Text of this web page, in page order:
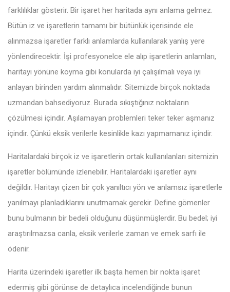
farklılıklar gösterir. Bir işaret her haritada aynı anlama gelmez.
Bütün iz ve işaretlerin tamamı bir bütünlük içerisinde ele
alınmazsa işaretler farklı anlamlarda kullanılarak yanlış yere
yönlendirecektir. İşi profesyonelce ele alıp işaretlerin anlamları,
haritayı yönüne koyma gibi konularda iyi çalışılmalı veya iyi
anlayan birinden yardım alınmalıdır. Sitemizde birçok noktada
uzmandan bahsediyoruz. Burada sıkıştığınız noktaların
çözülmesi içindir. Aşılamayan problemleri teker teker aşmanız
içindir. Çünkü eksik verilerle kesinlikle kazı yapmamanız içindir.
Haritalardaki birçok iz ve işaretlerin ortak kullanılanları sitemizin
işaretler bölümünde izlenebilir. Haritalardaki işaretler aynı
değildir. Haritayı çizen bir çok yanıltıcı yön ve anlamsız işaretlerle
yanılmayı planladıklarını unutmamak gerekir. Define gömenler
bunu bulmanın bir bedeli olduğunu düşünmüşlerdir. Bu bedel; iyi
araştırılmazsa canla, eksik verilerle zaman ve emek sarfı ile
ödenir.
Harita üzerindeki işaretler ilk başta hemen bir nokta işaret
edermiş gibi görünse de detaylıca incelendiğinde bunun